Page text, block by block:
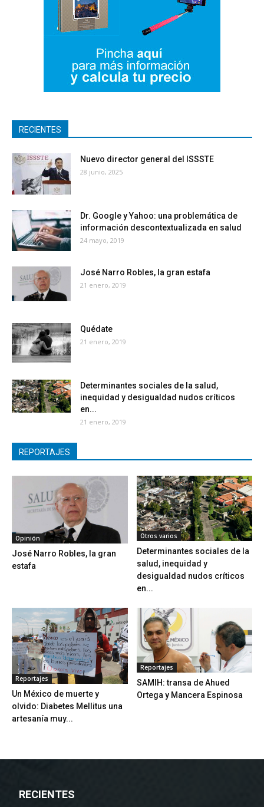
RECIENTES
Nuevo director general del ISSSTE
28 junio, 2025
Dr. Google y Yahoo: una problemática de
información descontextualizada en salud
24 mayo, 2019
José Narro Robles, la gran estafa
21 enero, 2019
Quédate
21 enero, 2019
Determinantes sociales de la salud,
inequidad y desigualdad nudos críticos
en...
21 enero, 2019
REPORTAJES
Opinión
José Narro Robles, la gran
estafa
Otros varios
Determinantes sociales de la
salud, inequidad y
desigualdad nudos críticos
en...
Reportajes
Un México de muerte y
olvido: Diabetes Mellitus una
artesanía muy...
Reportajes
SAMIH: transa de Ahued
Ortega y Mancera Espinosa
RECIENTES